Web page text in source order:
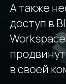
А также
доступ в
в своей